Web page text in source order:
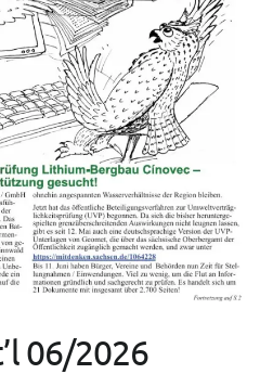
06/2026